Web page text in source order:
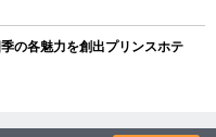
の各魅力を創出プリンスホテ